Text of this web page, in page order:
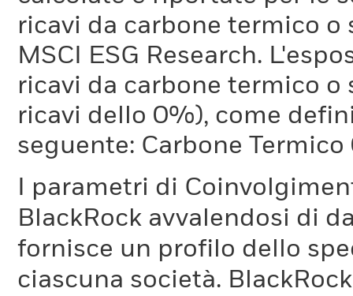
ricavi da carbone termico
MSCI ESG Research.
ricavi da carbone termico
ricavi dello 0%), come
seguente: Carbone
I parametri di
BlackRock avvalendosi di
fornisce un profilo dello
ciascuna società.